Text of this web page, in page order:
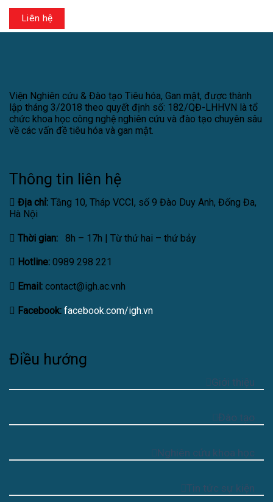
Viện Nghiên cứu & Đào tạo Tiêu hóa, Gan mật, được thành
lập tháng 3/2018 theo quyết định số: 182/QĐ-LHHVN là tổ
chức khoa học công nghệ nghiên cứu và đào tạo chuyên sâu
về các vấn đề tiêu hóa và gan mật.
Thông tin liên hệ
Địa chỉ: Tầng 10, Tháp VCCI, số 9 Đào Duy Anh, Đống Đa,
Hà Nội
Thời gian: 8h – 17h | Từ thứ hai – thứ bảy
Hotline: 0989 298 221
Email: contact@igh.ac.vnh
Facebook: facebook.com/igh.vn
Điều hướng
Giới thiệu
Đào tạo
Nghiên cứu khoa học
Tin tức sự kiện